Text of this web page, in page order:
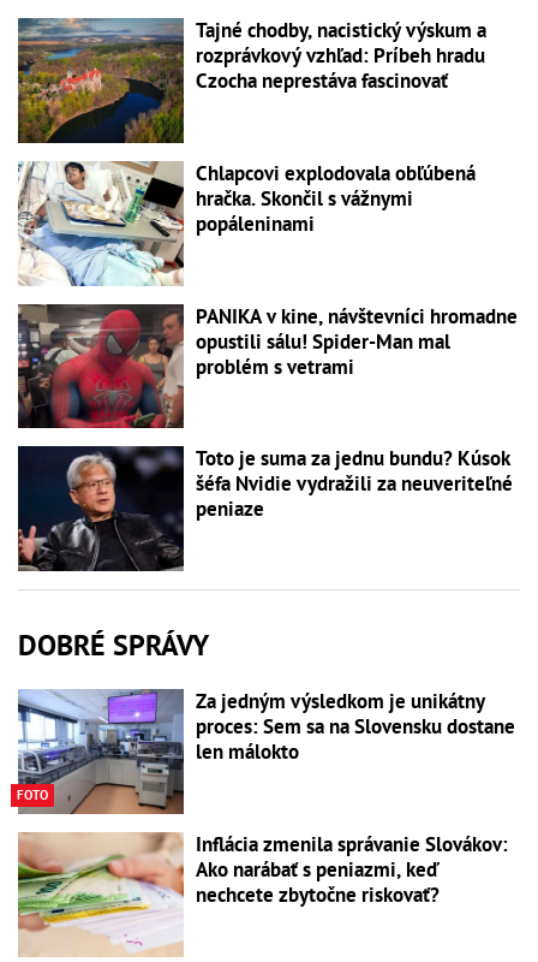
Tajné chodby, nacistický výskum a
rozprávkový vzhľad: Príbeh hradu
Czocha neprestáva fascinovať
Chlapcovi explodovala obľúbená
hračka. Skončil s vážnymi
popáleninami
PANIKA v kine, návštevníci hromadne
opustili sálu! Spider-Man mal
problém s vetrami
Toto je suma za jednu bundu? Kúsok
šéfa Nvidie vydražili za neuveriteľné
peniaze
DOBRÉ SPRÁVY
FOTO
Za jedným výsledkom je unikátny
proces: Sem sa na Slovensku dostane
len málokto
Inflácia zmenila správanie Slovákov:
Ako narábať s peniazmi, keď
nechcete zbytočne riskovať?